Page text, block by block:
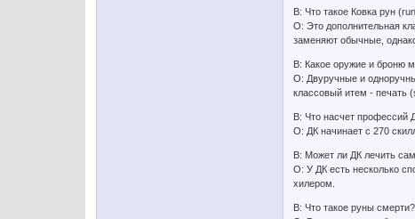
В: Что такое Ковка рун
О: Это дополнительная
заменяют обычные,
В: Какое оружие и броню
О: Двуручные и
классовый итем - печать
В: Что насчет профессий
О: ДК начинает с 270
В: Может ли ДК лечить
О: У ДК есть несколько
хилером.
В: Что такое руны смерти?